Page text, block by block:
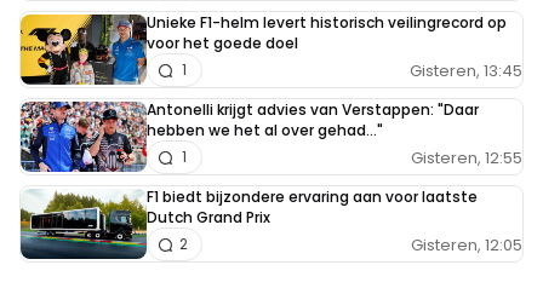
Unieke F1-helm levert historisch veilingrecord op
voor het goede doel
Gisteren, 13:45
1
Antonelli krijgt advies van Verstappen: "Daar
hebben we het al over gehad..."
Gisteren, 12:55
1
F1 biedt bijzondere ervaring aan voor laatste
Dutch Grand Prix
Gisteren, 12:05
2